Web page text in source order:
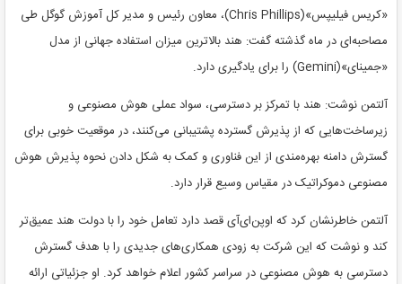
«کریس فیلیپس»(Chris Phillips)، معاون رئیس و مدیر کل آموزش گوگل طی
مصاحبه‌ای در ماه گذشته گفت: هند بالاترین میزان استفاده جهانی از مدل
«جمینای»(Gemini) را برای یادگیری دارد.
آلتمن نوشت: هند با تمرکز بر دسترسی، سواد عملی هوش مصنوعی و
زیرساخت‌هایی که از پذیرش گسترده پشتیبانی می‌کنند، در موقعیت خوبی برای
گسترش دامنه‌ بهره‌مندی از این فناوری و کمک به شکل دادن نحوه پذیرش هوش
مصنوعی دموکراتیک در مقیاس وسیع قرار دارد.
آلتمن خاطرنشان کرد که اوپن‌ای‌آی قصد دارد تعامل خود را با دولت هند عمیق‌تر
کند و نوشت که این شرکت به زودی همکاری‌های جدیدی را با هدف گسترش
دسترسی به هوش مصنوعی در سراسر کشور اعلام خواهد کرد. او جزئیاتی ارائه